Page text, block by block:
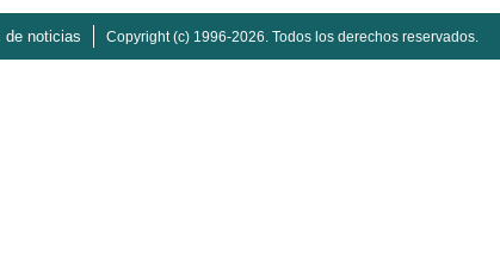
de noticias Copyright (c) 1996-2026. Todos los derechos reservados.